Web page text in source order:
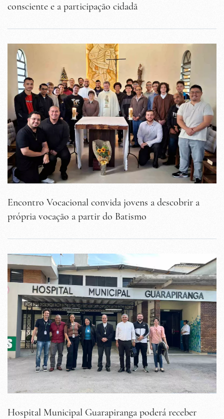
consciente e a participação cidadã
Encontro Vocacional convida jovens a descobrir a
própria vocação a partir do Batismo
Hospital Municipal Guarapiranga poderá receber